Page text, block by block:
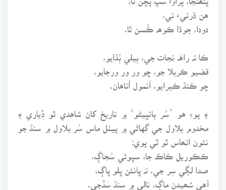
دودا، جوڌا ڪوھہ ڪُسن ٿا.
ڪا تہ راهَہ نجات جي، ٻيلي ٻُڌايو،
قضيو ڪربلا جو، ڇو ور ور ورجايو،
ڇو ڪنڌ ڪيرايو، اَنمول اُتاهان.
۽ پوءِ هو ’سُر ٻانڀيڻو‘ ۾ تاريخ کان شاهدي ٿو ڏِياري ۽
مخدوم بلاول جي گهاڻي ۾ پيٺل ماس سُر بلاول ۾ سنڌ جو
نئون اتھاس ٿو ٿي پوي:
ڪڪوريل ڪاڪ جا، سڀوئي سُجاڳ،
صدا لڳي سِر جي، تہ ڀانئن ڀلو ڀاڳ،
آهي شھيدن ماڳ، نالي ۾ سنڌ سَڏجي.